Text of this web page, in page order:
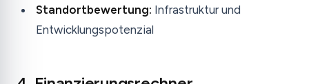
Standortbewertung: Infrastruktur und
Entwicklungspotenzial